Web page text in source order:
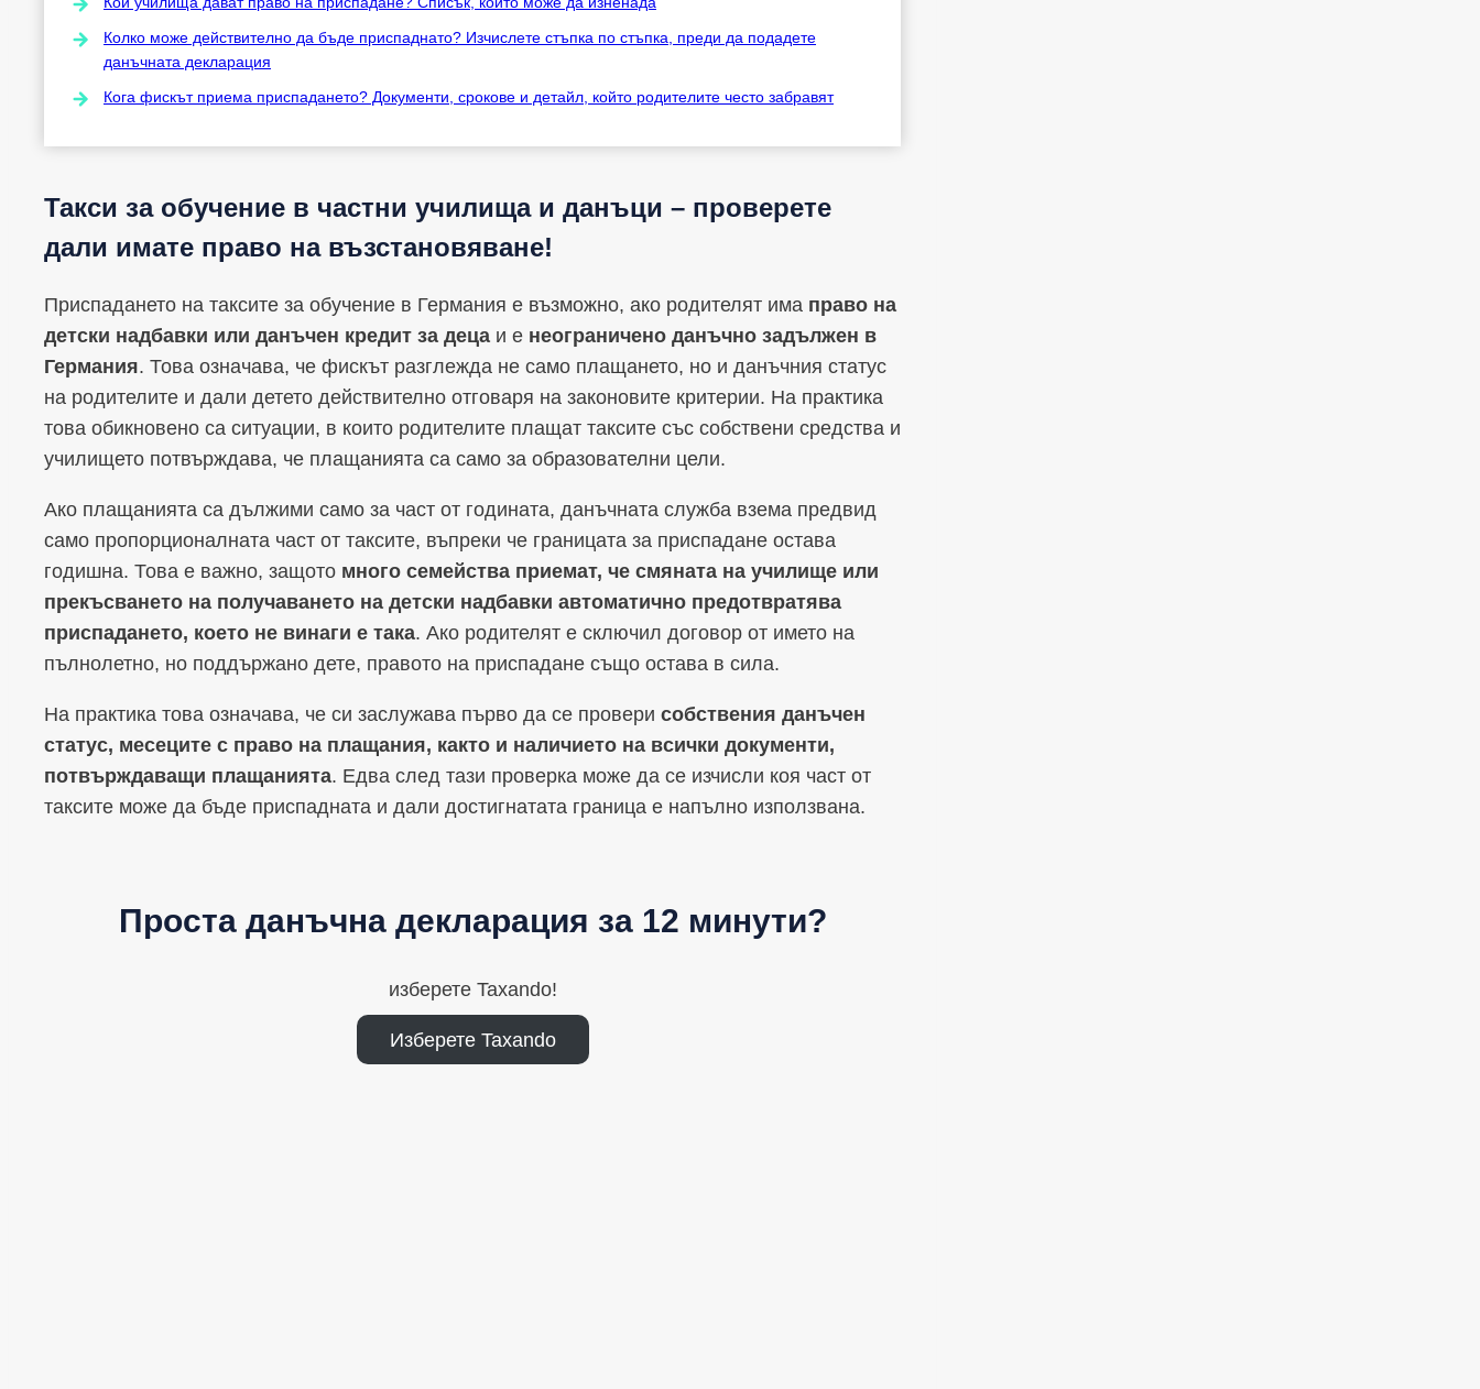
Колко може действително да бъде приспаднато? Изчислете стъпка по стъпка, преди да подадете
данъчната декларация
Кога фискът приема приспадането? Документи, срокове и детайл, който родителите често забравят
Такси за обучение в частни училища и данъци – проверете
дали имате право на възстановяване!
Приспадането на таксите за обучение в Германия е възможно, ако родителят има право на
детски надбавки или данъчен кредит за деца и е неограничено данъчно задължен в
Германия. Това означава, че фискът разглежда не само плащането, но и данъчния статус
на родителите и дали детето действително отговаря на законовите критерии. На практика
това обикновено са ситуации, в които родителите плащат таксите със собствени средства и
училището потвърждава, че плащанията са само за образователни цели.
Ако плащанията са дължими само за част от годината, данъчната служба взема предвид
само пропорционалната част от таксите, въпреки че границата за приспадане остава
годишна. Това е важно, защото много семейства приемат, че смяната на училище или
прекъсването на получаването на детски надбавки автоматично предотвратява
приспадането, което не винаги е така. Ако родителят е сключил договор от името на
пълнолетно, но поддържано дете, правото на приспадане също остава в сила.
На практика това означава, че си заслужава първо да се провери собствения данъчен
статус, месеците с право на плащания, както и наличието на всички документи,
потвърждаващи плащанията. Едва след тази проверка може да се изчисли коя част от
таксите може да бъде приспадната и дали достигнатата граница е напълно използвана.
Проста данъчна декларация за 12 минути?
изберете Taxando!
Изберете Taxando